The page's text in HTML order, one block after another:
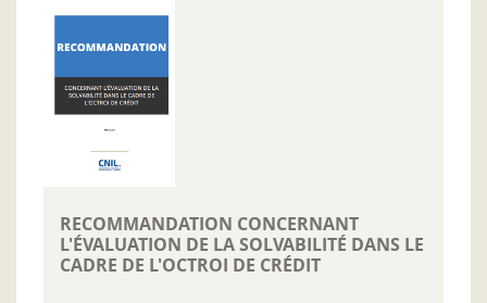
RECOMMANDATION CONCERNANT
L'ÉVALUATION DE LA SOLVABILITÉ DANS LE
CADRE DE L'OCTROI DE CRÉDIT